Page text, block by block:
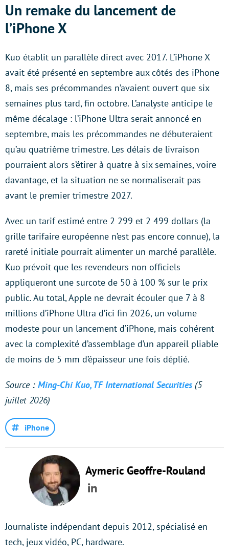
Un remake du lancement de
l’iPhone X
Kuo établit un parallèle direct avec 2017. L’iPhone X
avait été présenté en septembre aux côtés des iPhone
8, mais ses précommandes n’avaient ouvert que six
semaines plus tard, fin octobre. L’analyste anticipe le
même décalage : l’iPhone Ultra serait annoncé en
septembre, mais les précommandes ne débuteraient
qu’au quatrième trimestre. Les délais de livraison
pourraient alors s’étirer à quatre à six semaines, voire
davantage, et la situation ne se normaliserait pas
avant le premier trimestre 2027.
Avec un tarif estimé entre 2 299 et 2 499 dollars (la
grille tarifaire européenne n’est pas encore connue), la
rareté initiale pourrait alimenter un marché parallèle.
Kuo prévoit que les revendeurs non officiels
appliqueront une surcote de 50 à 100 % sur le prix
public. Au total, Apple ne devrait écouler que 7 à 8
millions d’iPhone Ultra d’ici fin 2026, un volume
modeste pour un lancement d’iPhone, mais cohérent
avec la complexité d’assemblage d’un appareil pliable
de moins de 5 mm d’épaisseur une fois déplié.
Source: Ming-Chi Kuo, TF International Securities (5
juillet 2026)
iPhone
Aymeric Geoffre-Rouland
LinkedIn
Journaliste indépendant depuis 2012, spécialisé en
tech, jeux vidéo, PC, hardware.